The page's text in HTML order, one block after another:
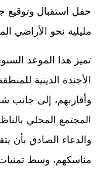
حفل استقبال وتوقيع
مليلية نحو الأراضي
تميز هذا الموعد
الأجندة الدينية
وأقاربهم، إلى جانب
المجتمع المحلي
والدعاء الصادق بأن
مناسكهم، وسط